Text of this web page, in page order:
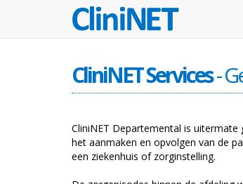
CliniNET Services-
CliniNET Departemental is
het aanmaken en opvolgen van de
een ziekenhuis of zorginstelling.